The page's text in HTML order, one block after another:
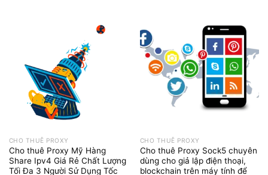
CHO THUÊ PROXY
Cho thuê Proxy Mỹ Hàng
Share Ipv4 Giá Rẻ Chất Lượng
Tối Đa 3 Người Sử Dụng Tốc
CHO THUÊ PROXY
Cho thuê Proxy Sock5 chuyên
dùng cho giả lập điện thoại,
blockchain trên máy tính để